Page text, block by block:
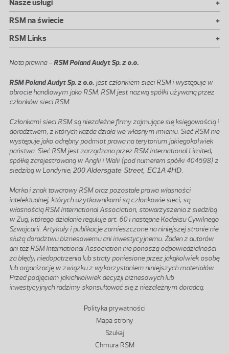
Nasze usługi
+
RSM na świecie
+
RSM Links
+
Nota prawna -RSM Poland Audyt Sp. z o.o.
RSM Poland Audyt Sp. z o.o. jest członkiem sieci RSM i występuje w
obrocie handlowym jako RSM. RSM jest nazwą spółki używaną przez
członków sieci RSM.
Członkami sieci RSM są niezależne firmy zajmujące się księgowością i
doradztwem, z których każda działa we własnym imieniu. Sieć RSM nie
występuje jako odrębny podmiot prawa na terytorium jakiegokolwiek
państwa. Sieć RSM jest zarządzana przez RSM International Limited,
spółkę zarejestrowaną w Anglii i Walii (pod numerem spółki 404598) z
siedzibą w Londynie, 200 Aldersgate Street, EC1A 4HD.
Marka i znak towarowy RSM oraz pozostałe prawa własności
intelektualnej, których użytkownikami są członkowie sieci, są
własnością RSM International Association, stowarzyszenia z siedzibą
w Zug, którego działanie reguluje art. 60 i następne Kodeksu Cywilnego
Szwajcarii. Artykuły i publikacje zamieszczone na niniejszej stronie nie
służą doradztwu biznesowemu ani inwestycyjnemu. Żaden z autorów
ani też RSM International Association nie ponoszą odpowiedzialności
za błędy, niedopatrzenia lub straty poniesione przez jakąkolwiek osobę
lub organizację w związku z wykorzystaniem niniejszych materiałów.
Przed podjęciem jakichkolwiek decyzji biznesowych lub
inwestycyjnych radzimy skonsultować się z niezależnym doradcą.
Polityka prywatności
Mapa strony
Szukaj
Chmura RSM